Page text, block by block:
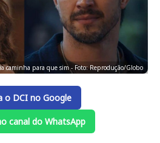
caminha para que sim - Foto: Reprodução/Globo
o DCI no Google
canal do WhatsApp